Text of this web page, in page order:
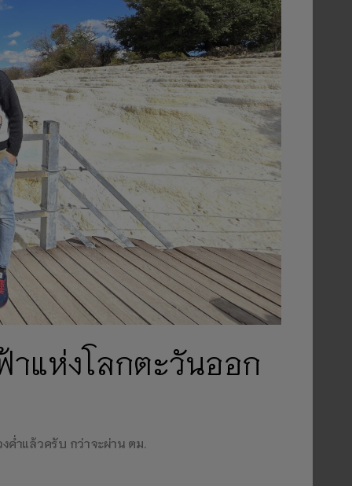
าแห่งโลกตะวันออก
ค่ำแล้วครับ กว่าจะผ่าน ตม.